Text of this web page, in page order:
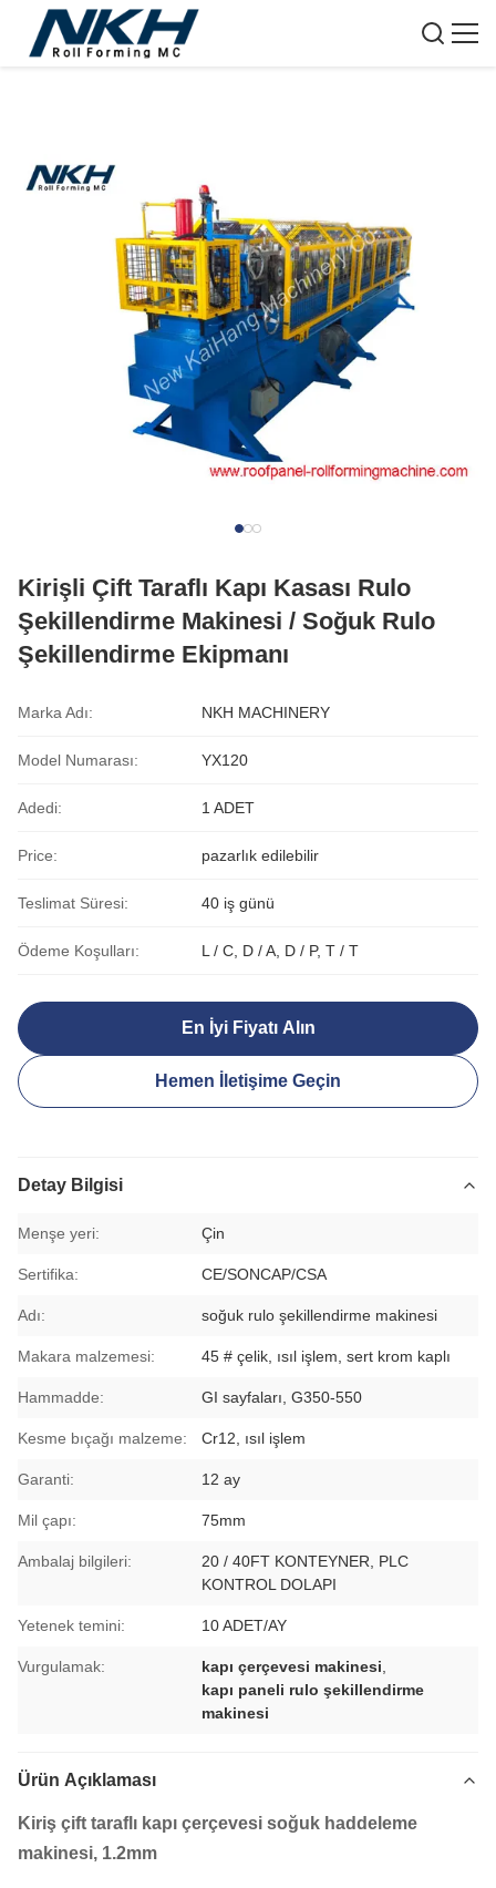
Kirişli Çift Taraflı Kapı Kasası Rulo
Şekillendirme Makinesi / Soğuk Rulo
Şekillendirme Ekipmanı
Marka Adı: NKH MACHINERY
Model Numarası: YX120
Adedi: 1 ADET
Price: pazarlık edilebilir
Teslimat Süresi: 40 iş günü
Ödeme Koşulları: L / C, D / A, D / P, T / T
En İyi Fiyatı Alın
Hemen İletişime Geçin
Detay Bilgisi
Menşe yeri: Çin
Sertifika: CE/SONCAP/CSA
Adı: soğuk rulo şekillendirme makinesi
Makara malzemesi: 45 # çelik, ısıl işlem, sert krom kaplı
Hammadde: GI sayfaları, G350-550
Kesme bıçağı malzeme: Cr12, ısıl işlem
Garanti: 12 ay
Mil çapı: 75mm
Ambalaj bilgileri:
20 / 40FT KONTEYNER, PLC
KONTROL DOLAPI
Yetenek temini: 10 ADET/AY
Vurgulamak: kapı çerçevesi makinesi
kapı paneli rulo şekillendirme
makinesi
Ürün Açıklaması
Kiriş çift taraflı kapı çerçevesi soğuk haddeleme
makinesi, 1.2mm